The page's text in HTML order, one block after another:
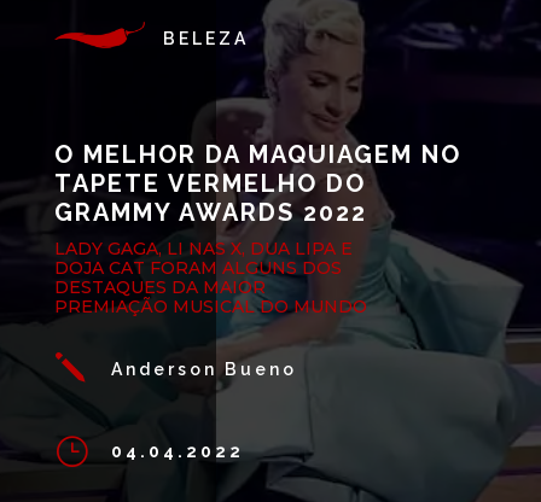
BELEZA
O MELHOR DA MAQUIAGEM NO
TAPETE VERMELHO DO
GRAMMY AWARDS 2022
LADY GAGA, LI NAS X, DUA LIPA E
DOJA CAT FORAM ALGUNS DOS
DESTAQUES DA MAIOR
PREMIAÇÃO MUSICAL DO MUNDO
j Anderson Bueno
} 04.04.2022